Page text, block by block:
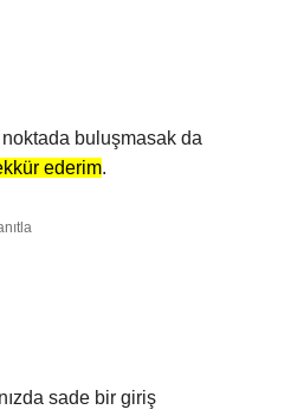
noktada buluşmasak da
ederim.
sade bir giriş